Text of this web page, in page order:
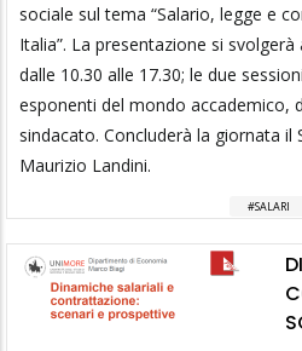
sociale sul tema “Salario, legge e
Italia”. La presentazione si
dalle 10.30 alle 17.30; le due
esponenti del mondo accademico,
sindacato. Concluderà la giornata il
Maurizio Landini.
SALARI